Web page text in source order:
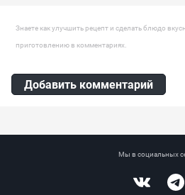
Оставить комментарий
Добавить комментарий
Мы в социальных